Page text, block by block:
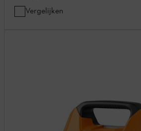
Vergelijken